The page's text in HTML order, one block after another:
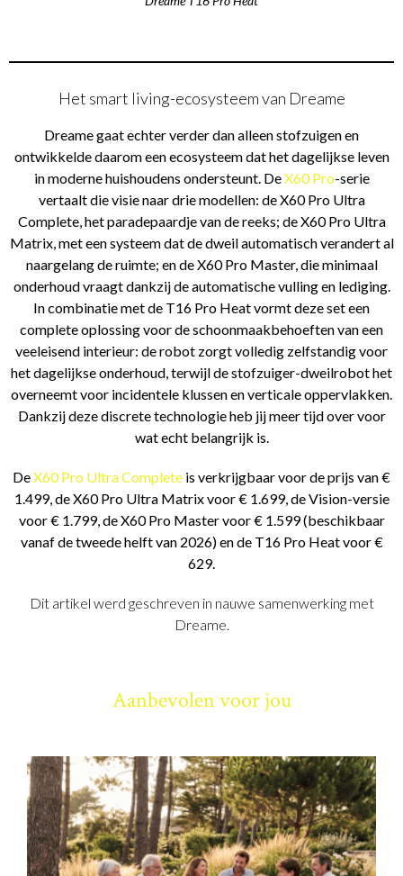
Het smart living-ecosysteem van Dreame
Dreame gaat echter verder dan alleen stofzuigen en
ontwikkelde daarom een ecosysteem dat het dagelijkse leven
in moderne huishoudens ondersteunt. DeX60 Pro-serie
vertaalt die visie naar drie modellen: de X60 Pro Ultra
Complete, het paradepaardje van de reeks; de X60 Pro Ultra
Matrix, met een systeem dat de dweil automatisch verandert al
naargelang de ruimte; en de X60 Pro Master, die minimaal
onderhoud vraagt dankzij de automatische vulling en lediging.
In combinatie met de T16 Pro Heat vormt deze set een
complete oplossing voor de schoonmaakbehoeften van een
veeleisend interieur: de robot zorgt volledig zelfstandig voor
het dagelijkse onderhoud, terwijl de stofzuiger-dweilrobot het
overneemt voor incidentele klussen en verticale oppervlakken.
Dankzij deze discrete technologie heb jij meer tijd over voor
wat echt belangrijk is.
DeX60 Pro Ultra Complete is verkrijgbaar voor de prijs van €
1.499, de X60 Pro Ultra Matrix voor € 1.699, de Vision-versie
voor € 1.799, de X60 Pro Master voor € 1.599 (beschikbaar
vanaf de tweede helft van 2026) en de T16 Pro Heat voor €
629.
Dit artikel werd geschreven in nauwe samenwerking met
Dreame.
Aanbevolen voor jou